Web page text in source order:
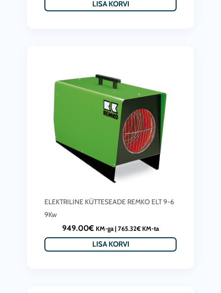
.0
LISA KORVI
ELEKTRILINE KÜTTESEADE REMKO ELT 9-6
9Kw
949.00€ KM-ga | 765.32€ KM-ta
LISA KORVI